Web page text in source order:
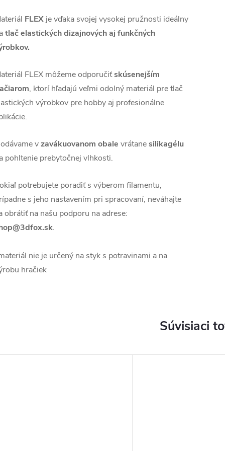
FLEX je vďaka svojej vysokej pružnosti ideálny
tlač elastických dizajnových aj funkčných
FLEX môžeme odporučiťskúsenejším
, ktorí hľadajú veľmi odolný materiál pre tlač
výrobkov pre hobby aj profesionálne
vzavákuovanom obale vrátanesilikagélu
pohltenie prebytočnej vlhkosti.
potrebujete poradiť s výberom filamentu,
s jeho nastavením pri spracovaní, neváhajte
obrátiť na našu podporu na adrese:
.
nie je určený na styk s potravinami a na
hračiek
Súvisiaci